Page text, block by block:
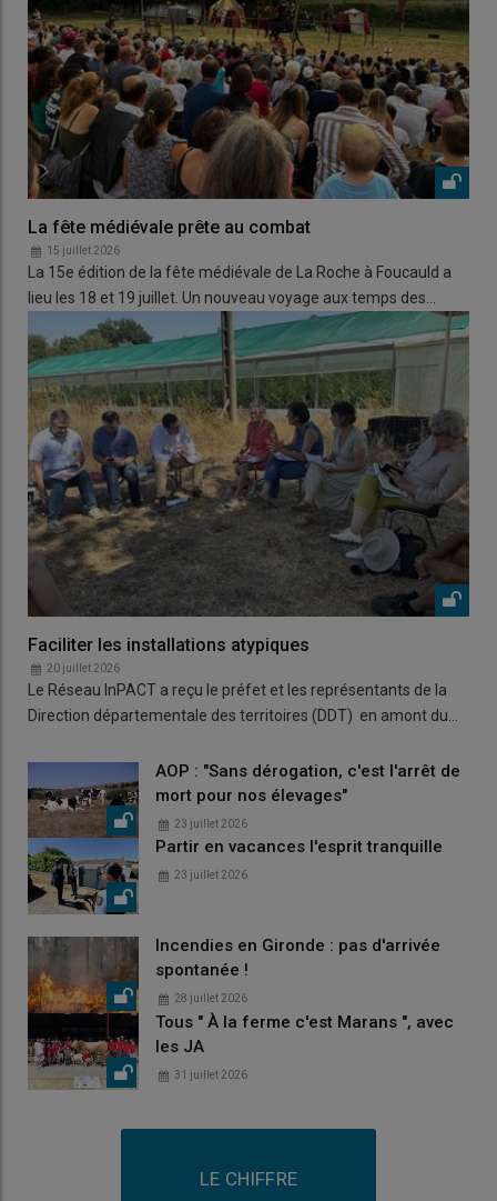
La fête médiévale prête au combat
15 juillet 2026
La 15e édition de la fête médiévale de La Roche à Foucauld a
lieu les 18 et 19 juillet. Un nouveau voyage aux temps des…
Faciliter les installations atypiques
20 juillet 2026
Le Réseau InPACT a reçu le préfet et les représentants de la
Direction départementale des territoires (DDT) en amont du…
AOP : "Sans dérogation, c'est l'arrêt de
mort pour nos élevages"
23 juillet 2026
Partir en vacances l'esprit tranquille
23 juillet 2026
Incendies en Gironde : pas d'arrivée
spontanée !
28 juillet 2026
Tous " À la ferme c'est Marans ", avec
les JA
31 juillet 2026
LE CHIFFRE